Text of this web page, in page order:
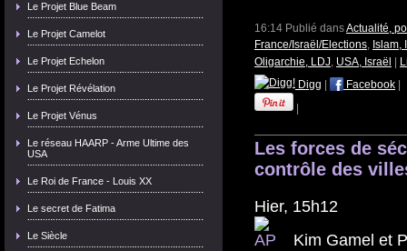
Le Projet Blue Beam
Le Projet Camelot
Le Projet Echelon
Le Projet Révélation
Le Projet Vénus
Le réseau HAARP - Arme Ultime des
USA
Le Roi de France - Louis XX
Le secret de Fatima
Le Siècle
16:14 Publié dansActualité,
France/Israël/Elections, Islam,
Oligarchie, LDJ, USA, Israël
Digg
Facebook
Les forces de
contrôle des
Hier, 15h12
Kim Gamel et